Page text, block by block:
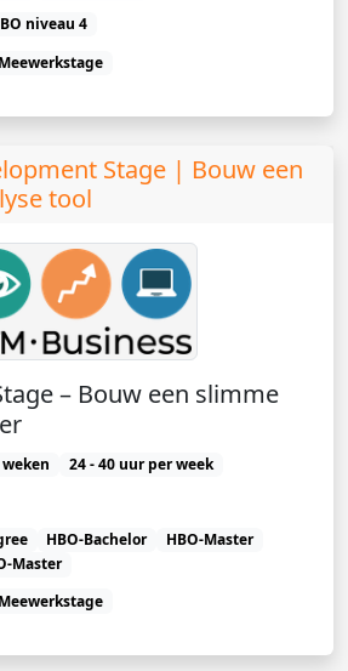
niveau 4
Meewerkstage
Stage | Bouw een
tool
– Bouw een slimme
weken
24 - 40 uur per week
HBO-Bachelor
HBO-Master
Master
Meewerkstage